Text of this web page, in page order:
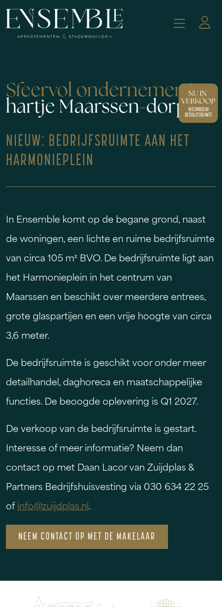
Sfeervol ondernemenin
hartje Maarssen-dorp
NIEUW: BEDRIJFSRUIMTE AAN HET
HARMONIEPLEIN
In Ensemble komt op de begane grond, naast
de woningen, een lichte en ruime bedrijfsruimte
van circa 105 m² BVO. De bedrijfsruimte ligt aan
het Harmonieplein in het centrum van
Maarssen en beschikt over meerdere entrees,
grote glaspartijen en een vrije hoogte van circa
3,6 meter.
De bedrijfsruimte is geschikt voor onder meer
detailhandel, daghoreca en maatschappelijke
functies. De beoogde oplevering is Q1 2027.
De verkoop van de bedrijfsruimte is gestart.
Interesse of meer informatie? Neem dan
contact op met Daan Lacor van Zuijdplas &
Partners Bedrijfshuisvesting via 030 634 22 25
of info@zuijdplas.nl.
NEEM CONTACT OP MET DE MAKELAAR